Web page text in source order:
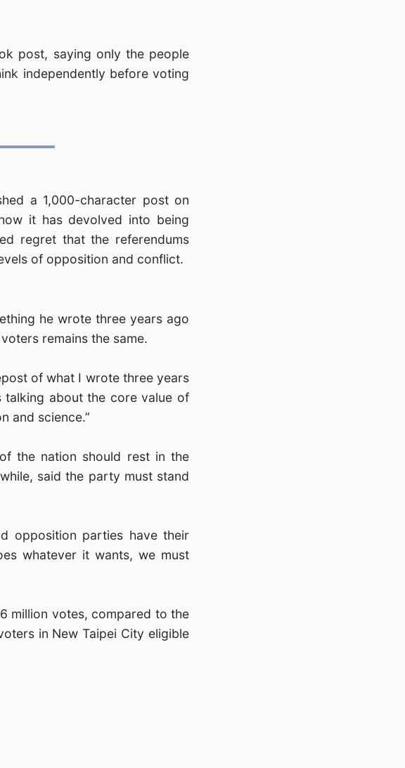
post, saying only the people
independently before voting
a 1,000-character post on
it has devolved into being
regret that the referendums
of opposition and conflict.
he wrote three years ago
remains the same.
of what I wrote three years
talking about the core value of
and science.”
the nation should rest in the
said the party must stand
opposition parties have their
whatever it wants, we must
million votes, compared to the
in New Taipei City eligible